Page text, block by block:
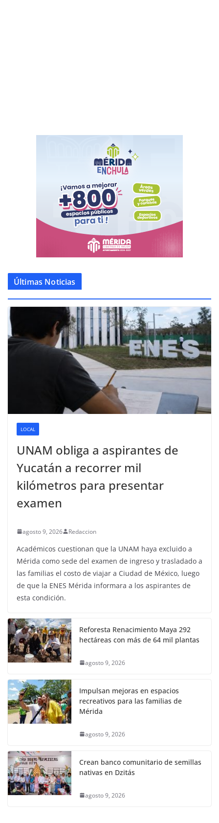
Últimas Noticias
LOCAL
UNAM obliga a aspirantes de
Yucatán a recorrer mil
kilómetros para presentar
examen
agosto 9, 2026 Redaccion
Académicos cuestionan que la UNAM haya excluido a
Mérida como sede del examen de ingreso y trasladado a
las familias el costo de viajar a Ciudad de México, luego
de que la ENES Mérida informara a los aspirantes de
esta condición.
Reforesta Renacimiento Maya 292
hectáreas con más de 64 mil plantas
agosto 9, 2026
Impulsan mejoras en espacios
recreativos para las familias de
Mérida
agosto 9, 2026
Crean banco comunitario de semillas
nativas en Dzitás
agosto 9, 2026